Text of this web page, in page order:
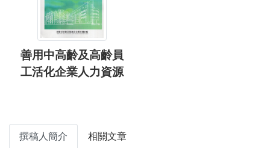
善用中高齡及高齡員
工活化企業人力資源
撰稿人簡介 相關文章